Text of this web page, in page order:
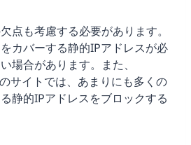
点も考慮する必要があります。
カバーする静的IPアドレスが必
場合があります。また、
サイトでは、あまりにも多くの
静的IPアドレスをブロックする